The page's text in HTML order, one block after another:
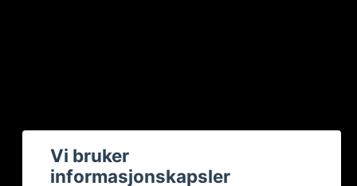
Vi bruker
informasjonskapsler